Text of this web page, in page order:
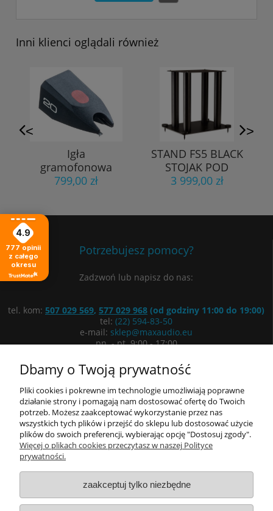
Inni klienci oglądali również
<
Igła
gramofonowa
Ortofon Stylus 20
799,00 zł
STAND FS5 BLACK
STOJAK POD
KOLUMNĘ
3 999,00 zł
>
Potrzebujesz pomocy?
Zadzwoń lub napisz do nas:
tel. kom: 507 029 569, 577 029 968 (od godziny 11:00 do 19:00)
tel: (22) 594-83-50
e-mail: sklep@maxaudio.eu
pn. - pt. 9:00 - 17:00
ul. Łuki Wielkie 3/5, 02-434 Warszawa
Wyznacz trasę
Informacje
Moje konto
O nas
4.9
777 opinii
z całego
okresu
Dbamy o Twoją prywatność
Pliki cookies i pokrewne im technologie umożliwiają poprawne
działanie strony i pomagają nam dostosować ofertę do Twoich
potrzeb. Możesz zaakceptować wykorzystanie przez nas
wszystkich tych plików i przejść do sklepu lub dostosować użycie
plików do swoich preferencji, wybierając opcję "Dostosuj zgody".
Więcej o plikach cookies przeczytasz w naszej Polityce
prywatności.
zaakceptuj tylko niezbędne